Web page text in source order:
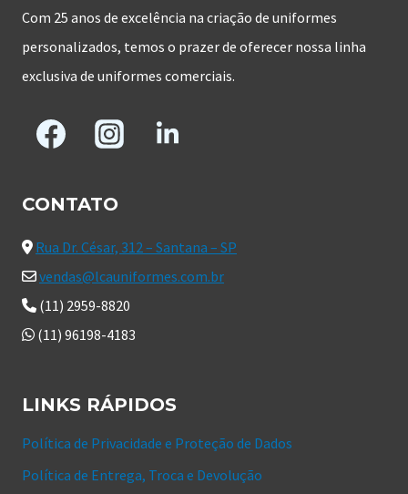
Com 25 anos de excelência na criação de uniformes
personalizados, temos o prazer de oferecer nossa linha
exclusiva de uniformes comerciais.
CONTATO
Rua Dr. César, 312 – Santana – SP
vendas@lcauniformes.com.br
(11) 2959-8820
(11) 96198-4183
LINKS RÁPIDOS
Política de Privacidade e Proteção de Dados
Política de Entrega, Troca e Devolução